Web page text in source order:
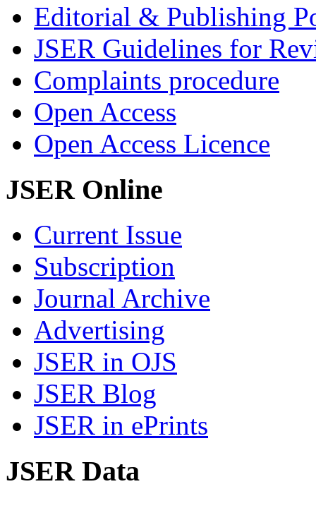
Editorial & Publishing
JSER Guidelines for
Complaints procedure
Open Access
Open Access Licence
JSER Online
Current Issue
Subscription
Journal Archive
Advertising
JSER in OJS
JSER Blog
JSER in ePrints
JSER Data